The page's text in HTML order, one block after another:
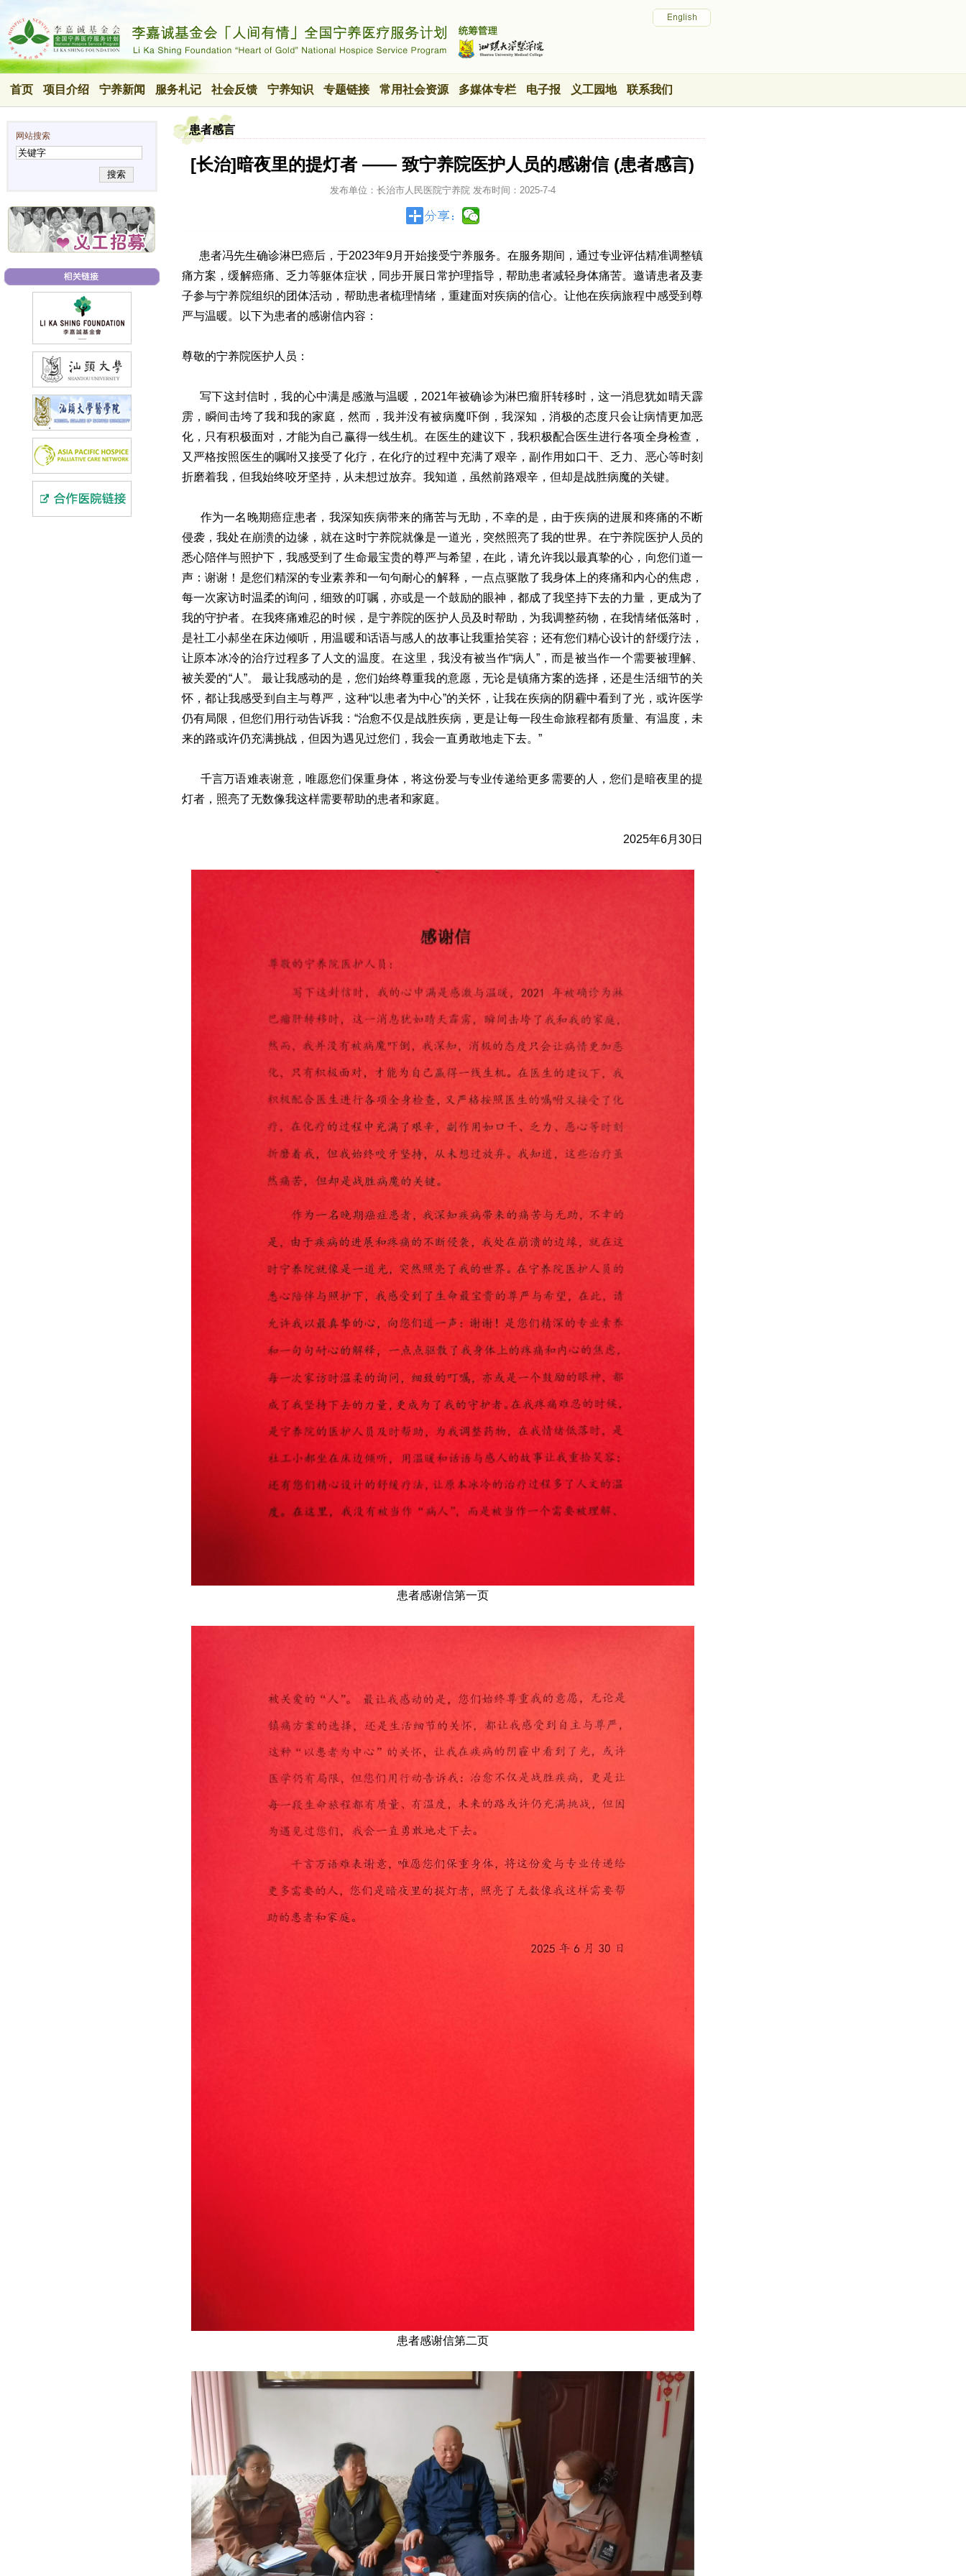
首页 项目介绍 宁养新闻 服务札记 社会反馈 宁养知识 专题链接 常用社会资源 多媒体专栏 电子报 义工园地 联系我们
网站搜索
搜索
患者感言
[长治]暗夜里的提灯者 —— 致宁养院医护人员的感谢信 (患者感言)
发布单位：长治市人民医院宁养院 发布时间： 2025-7-4
患者冯先生确诊淋巴癌后，于2023年9月开始接受宁养服务。在服务期间，通过专业评估精准调整镇
痛方案，缓解癌痛、乏力等躯体症状，同步开展日常护理指导，帮助患者减轻身体痛苦。邀请患者及妻
子参与宁养院组织的团体活动，帮助患者梳理情绪，重建面对疾病的信心。让他在疾病旅程中感受到尊
严与温暖。以下为患者的感谢信内容：
尊敬的宁养院医护人员：
写下这封信时，我的心中满是感激与温暖，2021年被确诊为淋巴瘤肝转移时，这一消息犹如晴天霹
雳，瞬间击垮了我和我的家庭，然而，我并没有被病魔吓倒，我深知，消极的态度只会让病情更加恶
化，只有积极面对，才能为自己赢得一线生机。在医生的建议下，我积极配合医生进行各项全身检查，
又严格按照医生的嘱咐又接受了化疗，在化疗的过程中充满了艰辛，副作用如口干、乏力、恶心等时刻
折磨着我，但我始终咬牙坚持，从未想过放弃。我知道，虽然前路艰辛，但却是战胜病魔的关键。
作为一名晚期癌症患者，我深知疾病带来的痛苦与无助，不幸的是，由于疾病的进展和疼痛的不断
侵袭，我处在崩溃的边缘，就在这时宁养院就像是一道光，突然照亮了我的世界。在宁养院医护人员的
悉心陪伴与照护下，我感受到了生命最宝贵的尊严与希望，在此，请允许我以最真挚的心，向您们道一
声：谢谢！是您们精深的专业素养和一句句耐心的解释，一点点驱散了我身体上的疼痛和内心的焦虑，
每一次家访时温柔的询问，细致的叮嘱，亦或是一个鼓励的眼神，都成了我坚持下去的力量，更成为了
我的守护者。在我疼痛难忍的时候，是宁养院的医护人员及时帮助，为我调整药物，在我情绪低落时，
是社工小郝坐在床边倾听，用温暖和话语与感人的故事让我重拾笑容；还有您们精心设计的舒缓疗法，
让原本冰冷的治疗过程多了人文的温度。在这里，我没有被当作“病人”，而是被当作一个需要被理解、
被关爱的“人”。 最让我感动的是，您们始终尊重我的意愿，无论是镇痛方案的选择，还是生活细节的关
怀，都让我感受到自主与尊严，这种“以患者为中心”的关怀，让我在疾病的阴霾中看到了光，或许医学
仍有局限，但您们用行动告诉我：“治愈不仅是战胜疾病，更是让每一段生命旅程都有质量、有温度，未
来的路或许仍充满挑战，但因为遇见过您们，我会一直勇敢地走下去。”
千言万语难表谢意，唯愿您们保重身体，将这份爱与专业传递给更多需要的人，您们是暗夜里的提
灯者，照亮了无数像我这样需要帮助的患者和家庭。
2025年6月30日
患者感谢信第一页
患者感谢信第二页